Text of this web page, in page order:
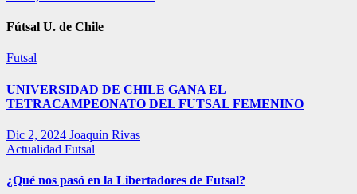
Fútsal U. de Chile
Futsal
UNIVERSIDAD DE CHILE GANA EL
TETRACAMPEONATO DEL FUTSAL FEMENINO
Dic 2, 2024 Joaquín Rivas
Actualidad Futsal
¿Qué nos pasó en la Libertadores de Futsal?